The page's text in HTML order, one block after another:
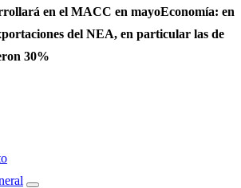
en el MACC en mayoEconomía: en
del NEA, en particular las de
30%